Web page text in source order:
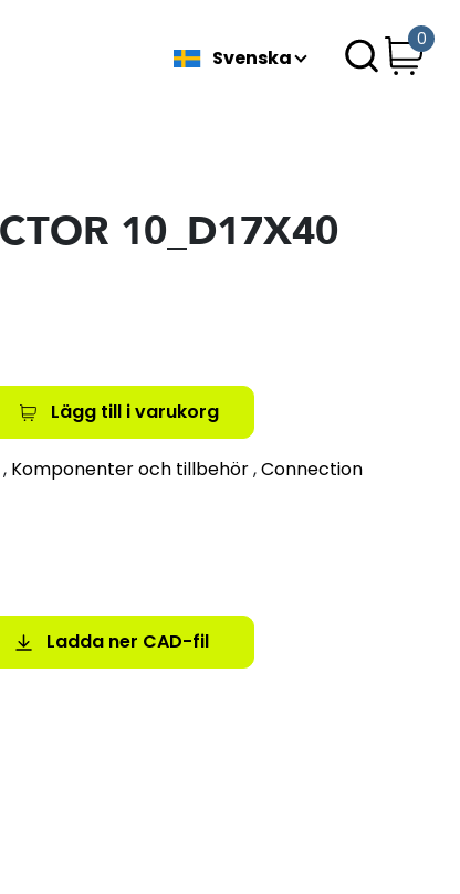
Svenska
0
10_D17X40
Lägg till i varukorg
, Komponenter och tillbehör,Connection
Ladda ner CAD-fil